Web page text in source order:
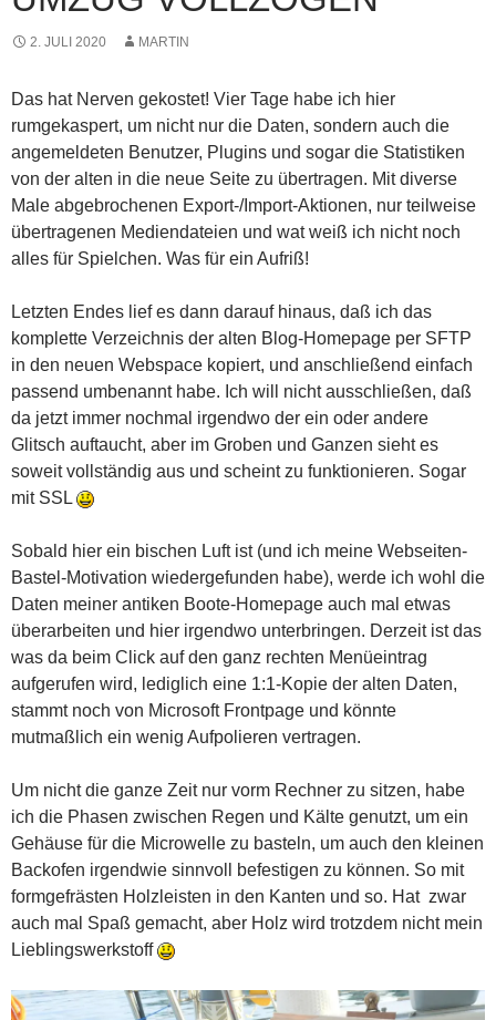
2. JULI 2020 MARTIN
Das hat Nerven gekostet! Vier Tage habe ich hier
rumgekaspert, um nicht nur die Daten, sondern auch die
angemeldeten Benutzer, Plugins und sogar die Statistiken
von der alten in die neue Seite zu übertragen. Mit diverse
Male abgebrochenen Export-/Import-Aktionen, nur teilweise
übertragenen Mediendateien und wat weiß ich nicht noch
alles für Spielchen. Was für ein Aufriß!
Letzten Endes lief es dann darauf hinaus, daß ich das
komplette Verzeichnis der alten Blog-Homepage per SFTP
in den neuen Webspace kopiert, und anschließend einfach
passend umbenannt habe. Ich will nicht ausschließen, daß
da jetzt immer nochmal irgendwo der ein oder andere
Glitsch auftaucht, aber im Groben und Ganzen sieht es
soweit vollständig aus und scheint zu funktionieren. Sogar
mit SSL
Sobald hier ein bischen Luft ist (und ich meine Webseiten-
Bastel-Motivation wiedergefunden habe), werde ich wohl die
Daten meiner antiken Boote-Homepage auch mal etwas
überarbeiten und hier irgendwo unterbringen. Derzeit ist das
was da beim Click auf den ganz rechten Menüeintrag
aufgerufen wird, lediglich eine 1:1-Kopie der alten Daten,
stammt noch von Microsoft Frontpage und könnte
mutmaßlich ein wenig Aufpolieren vertragen.
Um nicht die ganze Zeit nur vorm Rechner zu sitzen, habe
ich die Phasen zwischen Regen und Kälte genutzt, um ein
Gehäuse für die Microwelle zu basteln, um auch den kleinen
Backofen irgendwie sinnvoll befestigen zu können. So mit
formgefrästen Holzleisten in den Kanten und so. Hat zwar
auch mal Spaß gemacht, aber Holz wird trotzdem nicht mein
Lieblingswerkstoff